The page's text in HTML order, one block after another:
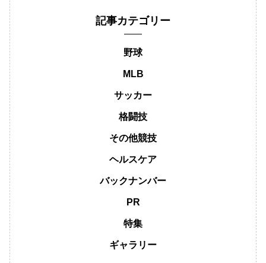
記事カテゴリー
野球
MLB
サッカー
格闘技
その他競技
ヘルスケア
バックナンバー
PR
特集
ギャラリー